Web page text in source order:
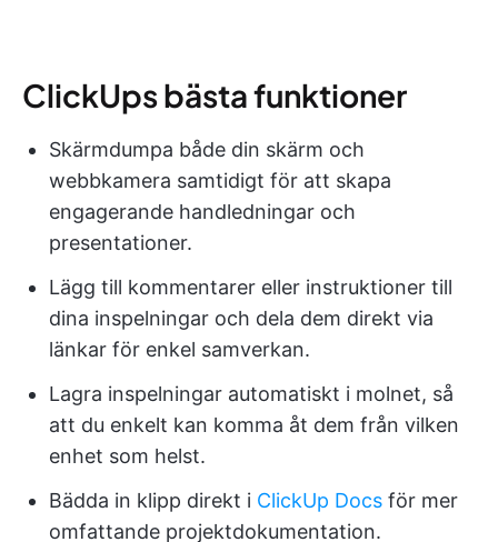
ClickUps bästa funktioner
Skärmdumpa både din skärm och
webbkamera samtidigt för att skapa
engagerande handledningar och
presentationer.
Lägg till kommentarer eller instruktioner till
dina inspelningar och dela dem direkt via
länkar för enkel samverkan.
Lagra inspelningar automatiskt i molnet, så
att du enkelt kan komma åt dem från vilken
enhet som helst.
Bädda in klipp direkt i ClickUp Docs för mer
omfattande projektdokumentation.